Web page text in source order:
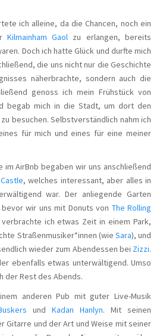
ich alleine, da die Chancen, noch ein
Kilmainham Gaol zu erlangen, bereits
Doch ich hatte Glück und durfte mich
die uns nicht nur die Geschichte
näherbrachte, sondern auch die
genoss ich mein Frühstück von
begab mich in die Stadt, um dort den
zu besuchen. Selbstverständlich nahm ich
für mich und eines für eine meiner
im AirBnb begaben wir uns anschließend
, welches interessant, aber alles in
war. Der anliegende Garten
wir uns mit Donuts von The Rolling
ich etwas Zeit in einem Park,
Straßenmusiker*innen (wie Sara), und
wieder zum Abendessen bei Zizzi.
ebenfalls etwas unterwältigend. Umso
der Rest des Abends.
anderen Pub mit guter Live-Musik
und Kadan Hanlyn. Mit seinen
Gitarre und der Art und Weise mit seiner